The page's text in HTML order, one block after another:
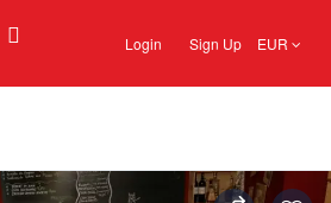
Login Sign Up EUR